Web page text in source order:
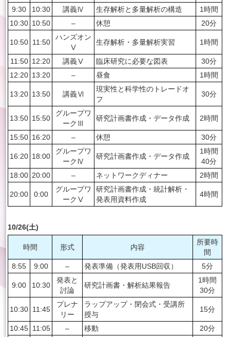
9:30 10:30 講義Ⅳ 生存解析と多量解析の構造
1時間
10:30 10:50 – 休憩 20分
10:50 11:50
ハンズオン
Ⅴ
生存解析・多量解析実習 1時間
11:50 12:20 講義Ⅴ 臨床研究に必要な図表
30分
12:20 13:20 – 昼食 1時間
13:20 13:50 講義Ⅵ
現実性と科学性のトレードオ
フ
30分
13:50 15:50
グループワ
ークⅢ
研究計画書作成・データ作成 2時間
15:50 16:20 – 休憩 30分
16:20 18:00
グループワ
ークⅣ
研究計画書作成・データ作成
1時間
40分
18:00 20:00 – ネットワークディナー 2時間
20:00 0:00
グループワ
ークⅤ
研究計画書作成・統計解析・
発表用資料作成
4時間
10/26(土)
時間 形式 内容
所要時
間
8:55
9:00 – 発表準備（発表用USB回収） 5分
9:00 10:30
発表と
討論
研究計画書・解析結果報告
1時間
30分
10:30 11:45
プレナ
リー
ラップアップ・閉会式・受講所
授与
15分
10:45 11:05 – 移動 20分